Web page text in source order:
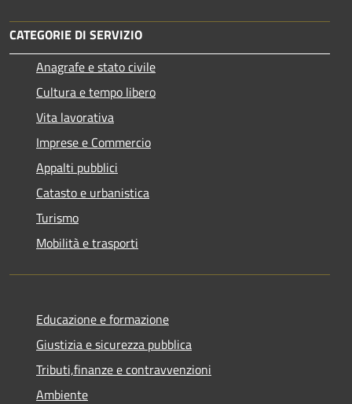
CATEGORIE DI SERVIZIO
Anagrafe e stato civile
Cultura e tempo libero
Vita lavorativa
Imprese e Commercio
Appalti pubblici
Catasto e urbanistica
Turismo
Mobilità e trasporti
Educazione e formazione
Giustizia e sicurezza pubblica
Tributi,finanze e contravvenzioni
Ambiente